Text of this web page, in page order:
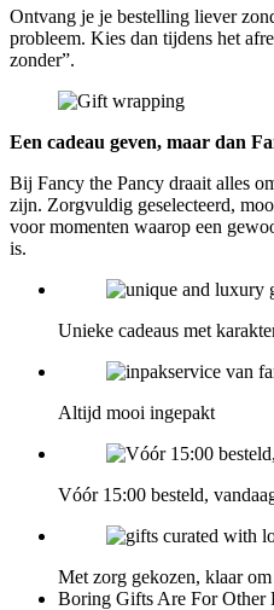
Ontvang je je bestelling liever
probleem. Kies dan tijdens het
zonder”.
Een cadeau geven, maar dan
Bij Fancy the Pancy draait alles
zijn. Zorgvuldig geselecteerd,
voor momenten waarop een
is.
Unieke cadeaus met
Altijd mooi ingepakt
Vóór 15:00 besteld,
Met zorg gekozen, klaar om
Boring Gifts Are For Other